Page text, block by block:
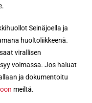
Seinäjoella ja
huoltoliikkeenä.
virallisen
voimassa. Jos haluat
ja dokumentoitu
meiltä.